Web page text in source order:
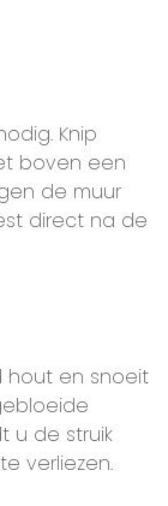
Knip
boven een
de muur
direct na de
hout en snoeit
u de struik
verliezen.